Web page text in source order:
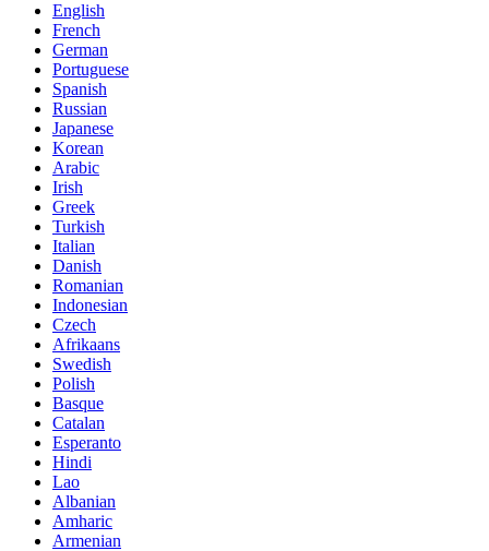
English
French
German
Portuguese
Spanish
Russian
Japanese
Korean
Arabic
Irish
Greek
Turkish
Italian
Danish
Romanian
Indonesian
Czech
Afrikaans
Swedish
Polish
Basque
Catalan
Esperanto
Hindi
Lao
Albanian
Amharic
Armenian